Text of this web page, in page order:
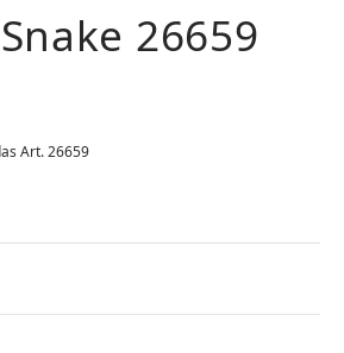
26659
Art. 26659